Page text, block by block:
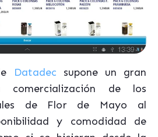
Datadec supone un gran
de los
de Flor de Mayo al
y comodidad de